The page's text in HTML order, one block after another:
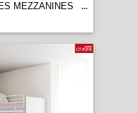
MEZZANINES
...